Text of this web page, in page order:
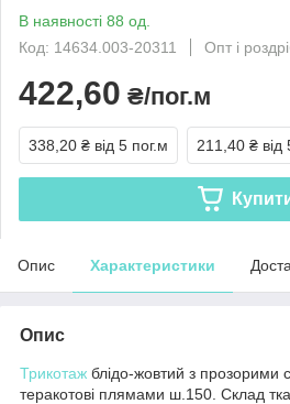
В наявності 88 од.
Код: 14634.003-20311
Опт і
422,60 ₴/пог.м
338,20 ₴ від 5 пог.м 211,40 ₴ від
Опис Характеристики
Опис
Трикотаж блідо-жовтий з прозорими
теракотові плямами ш.150. Склад